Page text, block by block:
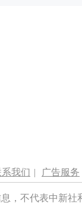
我们 | 广告服务
，不代表中新